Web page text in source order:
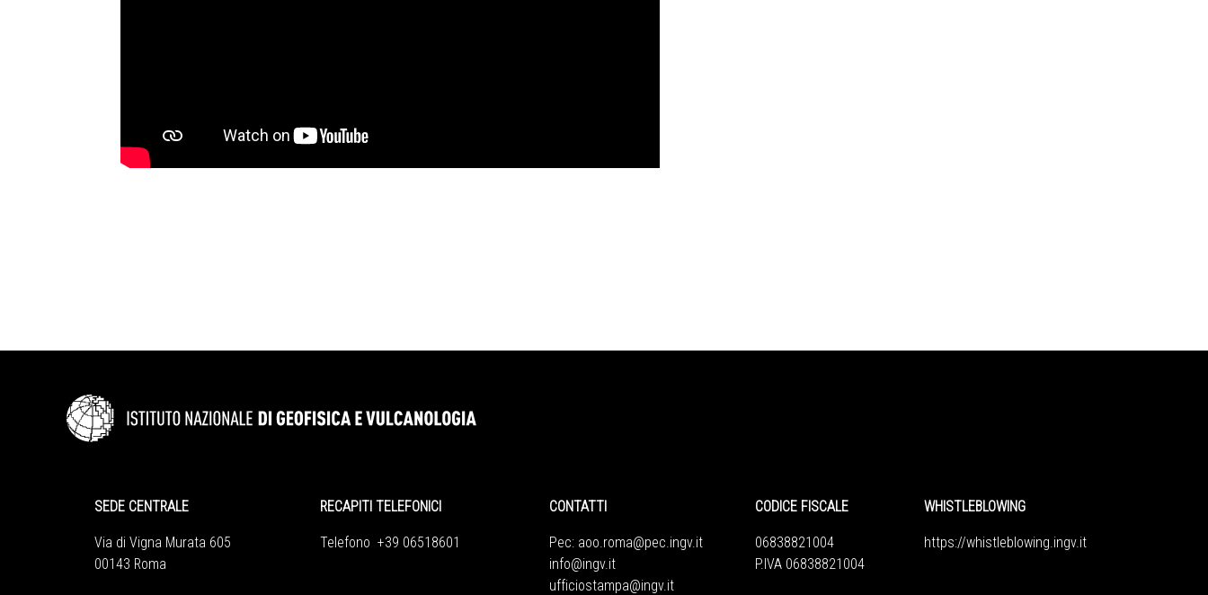
SEDE CENTRALE
Via di Vigna Murata 605
00143 Roma
RECAPITI TELEFONICI
Telefono +39 06518601
CONTATTI
Pec: aoo.roma@pec.ingv.it
info@ingv.it
ufficiostampa@ingv.it
CODICE FISCALE
06838821004
P.IVA 06838821004
WHISTLEBLOWING
https://whistleblowing.ingv.it